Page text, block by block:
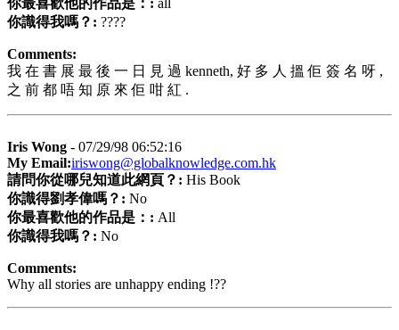
你最喜歡他的作品是：: all
你識得我嗎？: ????
Comments:
我 在 書 展 最 後 一 日 見 過 kenneth, 好 多 人 搵 佢 簽 名 呀 ,
之 前 都 唔 知 原 來 佢 咁 紅 .
Iris Wong - 07/29/98 06:52:16
My Email:iriswong@globalknowledge.com.hk
請問你從哪兒知道此網頁？: His Book
你識得劉孝偉嗎？: No
你最喜歡他的作品是：: All
你識得我嗎？: No
Comments:
Why all stories are unhappy ending !??